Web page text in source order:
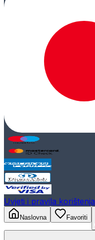
Uvjeti i pravila korištenja
Naslovna
Favoriti